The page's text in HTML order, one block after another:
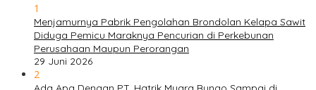
1
Menjamurnya Pabrik Pengolahan Brondolan Kelapa Sawit
Diduga Pemicu Maraknya Pencurian di Perkebunan
Perusahaan Maupun Perorangan
29 Juni 2026
2